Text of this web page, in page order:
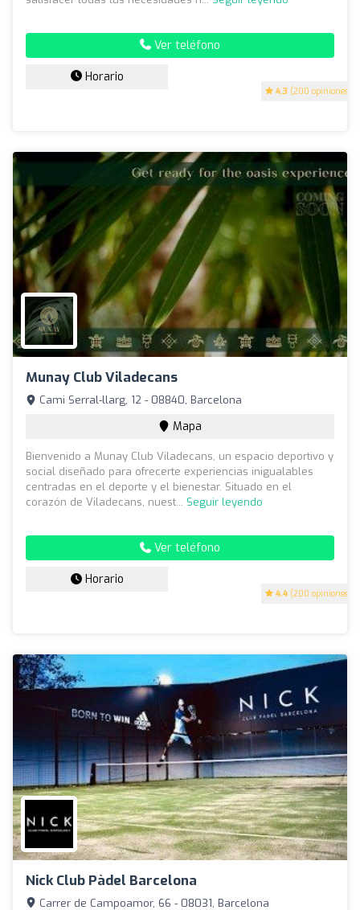
4.3 (200 opiniones)
Ver teléfono
Horario
Munay Club Viladecans
4.4 (200 opiniones)
Cami Serral-llarg, 12 - 08840, Barcelona
Mapa
Bienvenido a Munay Club Viladecans, un espacio deportivo y
social diseñado para ofrecerte experiencias inigualables
centradas en el deporte y el bienestar. Situado en el
corazón de Viladecans, nuest... Seguir leyendo
Ver teléfono
Horario
Nick Club Pàdel Barcelona
Carrer de Campoamor, 66 - 08031, Barcelona